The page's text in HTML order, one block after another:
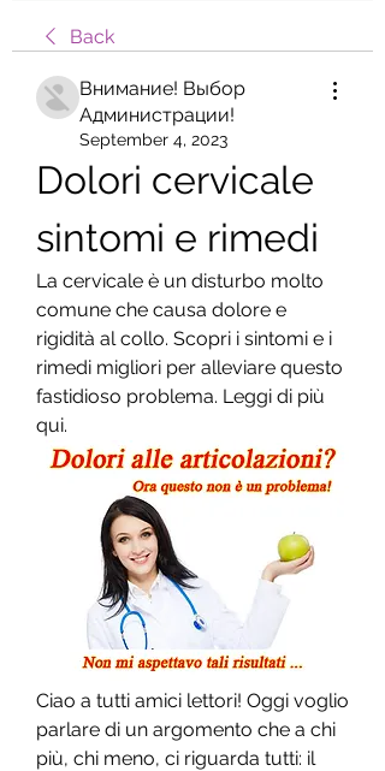
Back
Внимание! Выбор
Администрации!
September 4, 2023
Dolori cervicale
sintomi e rimedi
La cervicale è un disturbo molto
comune che causa dolore e
rigidità al collo. Scopri i sintomi e i
rimedi migliori per alleviare questo
fastidioso problema. Leggi di più
qui.
Ciao a tutti amici lettori! Oggi voglio
parlare di un argomento che a chi
più, chi meno, ci riguarda tutti: il